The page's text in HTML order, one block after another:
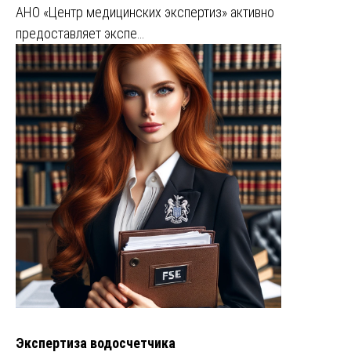
АНО «Центр медицинских экспертиз» активно
предоставляет экспе…
Экспертиза водосчетчика